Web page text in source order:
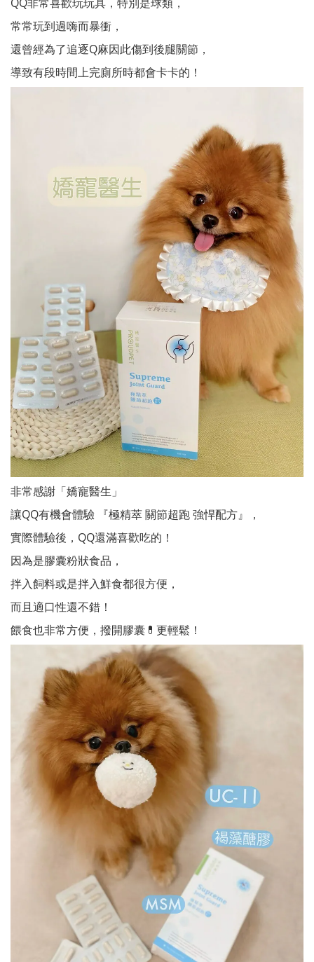
常常玩到過嗨而暴衝，
還曾經為了追逐Q麻因此傷到後腿關節，
導致有段時間上完廁所時都會卡卡的！
非常感謝「嬌寵醫生」
讓QQ有機會體驗 『極精萃 關節超跑 強悍配方』，
實際體驗後，QQ還滿喜歡吃的！
因為是膠囊粉狀食品，
拌入飼料或是拌入鮮食都很方便，
而且適口性還不錯！
餵食也非常方便，撥開膠囊💊更輕鬆！